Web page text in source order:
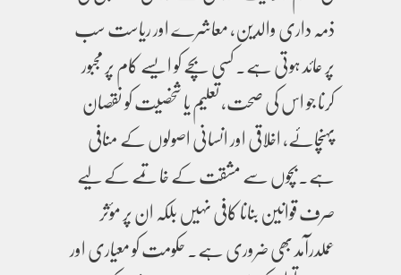
ذمہ داری والدین، معاشرے اور ریاست سب
پر عائد ہوتی ہے۔ کسی بچے کو ایسے کام پر مجبور
کرنا جو اس کی صحت، تعلیم یا شخصیت کو نقصان
پہنچائے، اخلاقی اور انسانی اصولوں کے منافی
ہے۔بچوں سے مشقت کے خاتمے کے لیے
صرف قوانین بنانا کافی نہیں بلکہ ان پر مؤثر
عملدرآمد بھی ضروری ہے۔ حکومت کو معیاری اور